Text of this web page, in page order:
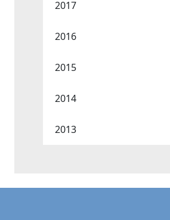
2017
2016
2015
2014
2013